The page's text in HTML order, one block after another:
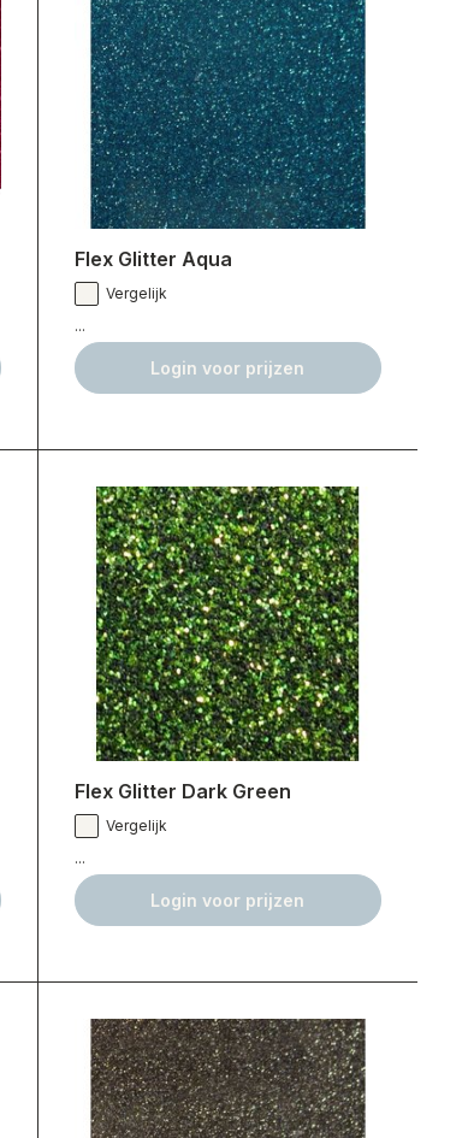
Flex Glitter Aqua
Vergelijk
...
Login voor prijzen
Flex Glitter Dark Green
Vergelijk
...
Login voor prijzen